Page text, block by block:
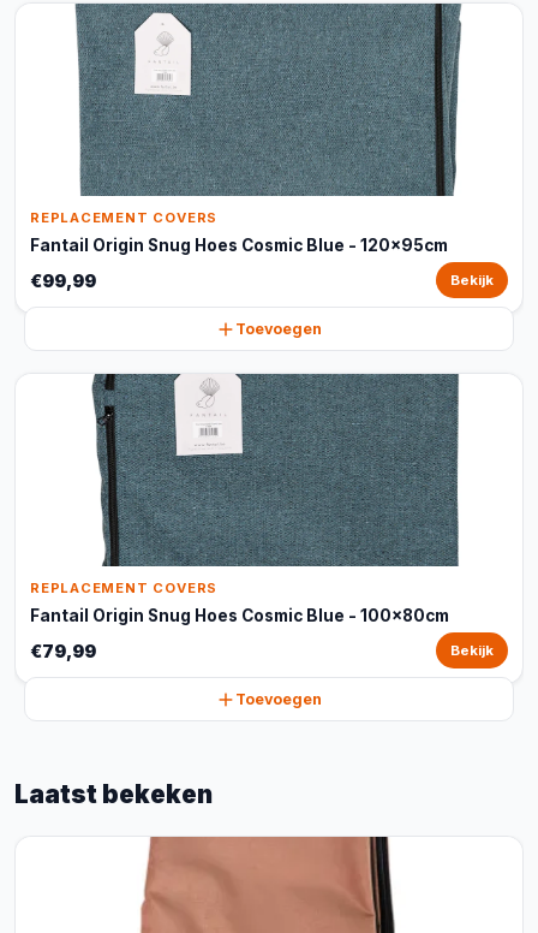
REPLACEMENT COVERS
Fantail Origin Snug Hoes Cosmic Blue - 120x95cm
€99,99 Bekijk
Toevoegen
REPLACEMENT COVERS
Fantail Origin Snug Hoes Cosmic Blue - 100x80cm
€79,99 Bekijk
Toevoegen
Laatst bekeken